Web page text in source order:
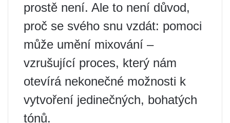
prostě není. Ale to není důvod,
proč se svého snu vzdát: pomoci
může umění mixování –
vzrušující proces, který nám
otevírá nekonečné možnosti k
vytvoření jedinečných, bohatých
tónů.